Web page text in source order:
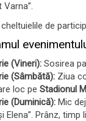
Varna”.
de
(Vineri): Sosirea
(Sâmbătă): Ziua
loc pe Stadionul
(Duminică): Mic
Elena”. Prânz, timp